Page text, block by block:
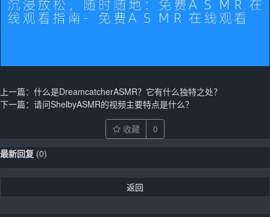
上一篇： 什么是DreamcatcherASMR？它有什么独特之处？
下一篇： 请问ShelbyASMR的视频主要特点是什么？
收藏 0
最新回复 (0)
返回